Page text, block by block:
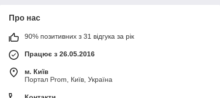
Про нас
90% позитивних з 31 відгука за рік
Працює з 26.05.2016
м. Київ
Портал Prom, Київ, Україна